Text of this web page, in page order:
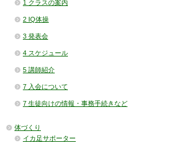
1 クラスの案内
2 IQ体操
3 発表会
4 スケジュール
5 講師紹介
7 入会について
7 生徒向けの情報・事務手続きなど
体づくり
イカ足サポーター